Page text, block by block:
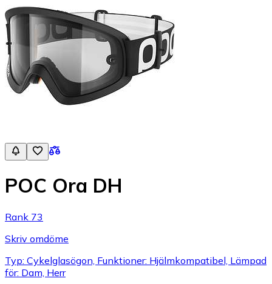
POC Ora DH
Rank 73
Skriv omdöme
Typ: Cykelglasögon, Funktioner: Hjälmkompatibel, Lämpad
för: Dam, Herr